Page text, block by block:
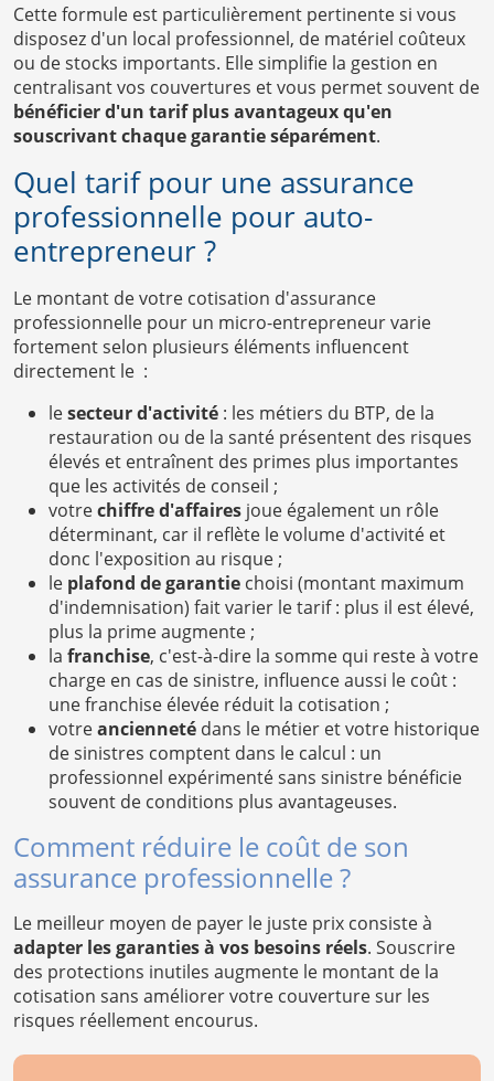
Cette formule est particulièrement pertinente si vous
disposez d'un local professionnel, de matériel coûteux
ou de stocks importants. Elle simplifie la gestion en
centralisant vos couvertures et vous permet souvent de
bénéficier d'un tarif plus avantageux qu'en
souscrivant chaque garantie séparément.
Quel tarif pour une assurance
professionnelle pour auto-
entrepreneur ?
Le montant de votre cotisation d'assurance
professionnelle pour un micro-entrepreneur varie
fortement selon plusieurs éléments influencent
directement le :
lesecteur d'activité : les métiers du BTP, de la
restauration ou de la santé présentent des risques
élevés et entraînent des primes plus importantes
que les activités de conseil ;
votrechiffre d'affaires joue également un rôle
déterminant, car il reflète le volume d'activité et
donc l'exposition au risque ;
le plafond de garantie choisi (montant maximum
d'indemnisation) fait varier le tarif : plus il est élevé,
plus la prime augmente ;
la franchise, c'est-à-dire la somme qui reste à votre
charge en cas de sinistre, influence aussi le coût :
une franchise élevée réduit la cotisation ;
votreancienneté dans le métier et votre historique
de sinistres comptent dans le calcul : un
professionnel expérimenté sans sinistre bénéficie
souvent de conditions plus avantageuses.
Comment réduire le coût de son
assurance professionnelle ?
Le meilleur moyen de payer le juste prix consiste à
adapter les garanties à vos besoins réels. Souscrire
des protections inutiles augmente le montant de la
cotisation sans améliorer votre couverture sur les
risques réellement encourus.